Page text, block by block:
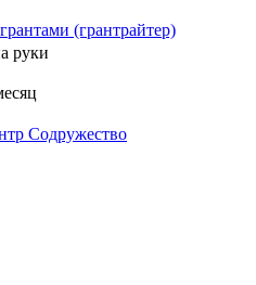
(грантрайтер)
руки
Содружество